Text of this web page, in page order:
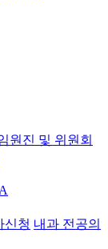
원진 및 위원회
신청 내과 전공의